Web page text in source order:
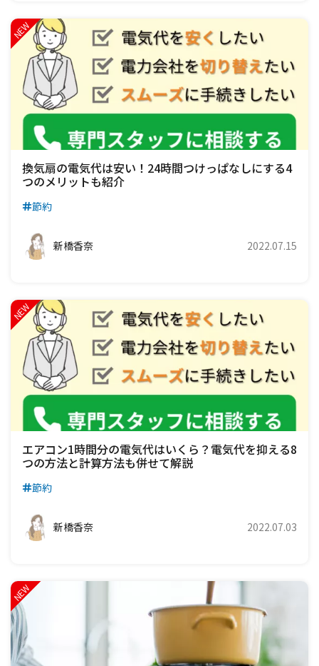
換気扇の電気代は安い！24時間つけっぱなしにする4
つのメリットも紹介
節約
新橋香奈 2022.07.15
エアコン1時間分の電気代はいくら？電気代を抑える8
つの方法と計算方法も併せて解説
節約
新橋香奈 2022.07.03